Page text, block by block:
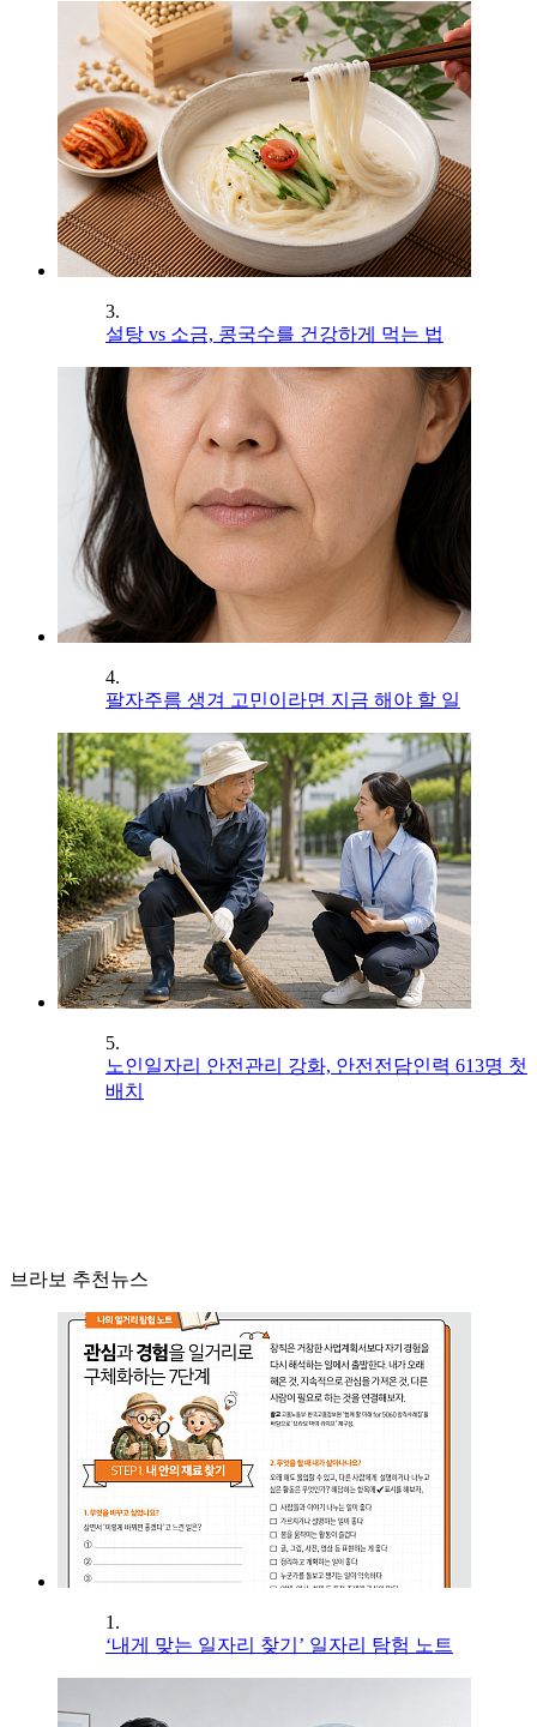
3.
설탕 vs 소금, 콩국수를 건강하게 먹는 법
4.
팔자주름 생겨 고민이라면 지금 해야 할 일
5.
노인일자리 안전관리 강화, 안전전담인력 613명 첫
배치
브라보 추천뉴스
1.
‘내게 맞는 일자리 찾기’ 일자리 탐험 노트